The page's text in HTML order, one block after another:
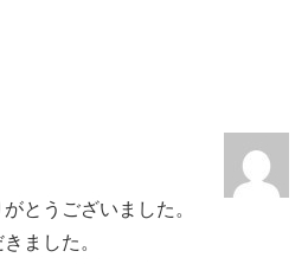
とうございました。
ました。